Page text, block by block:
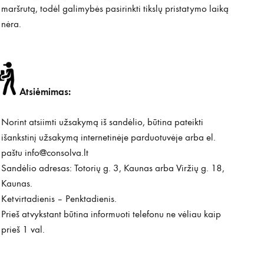
maršrutą, todėl galimybės pasirinkti tikslų pristatymo laiką
nėra.
Atsiėmimas:
Norint atsiimti užsakymą iš sandėlio, būtina pateikti
išankstinį užsakymą internetinėje parduotuvėje arba el.
paštu info@consolva.lt
Sandėlio adresas: Totorių g. 3, Kaunas arba Viržių g. 18,
Kaunas.
Ketvirtadienis – Penktadienis.
Prieš atvykstant būtina informuoti telefonu ne vėliau kaip
prieš 1 val.